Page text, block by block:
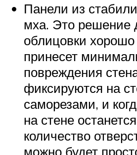
Панели из
мха. Это решение
облицовки
принесет
повреждения
фиксируются на
саморезами, и
на стене
количество
можно будет